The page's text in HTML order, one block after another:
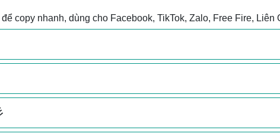
copy nhanh, dùng cho Facebook, TikTok, Zalo, Free Fire,